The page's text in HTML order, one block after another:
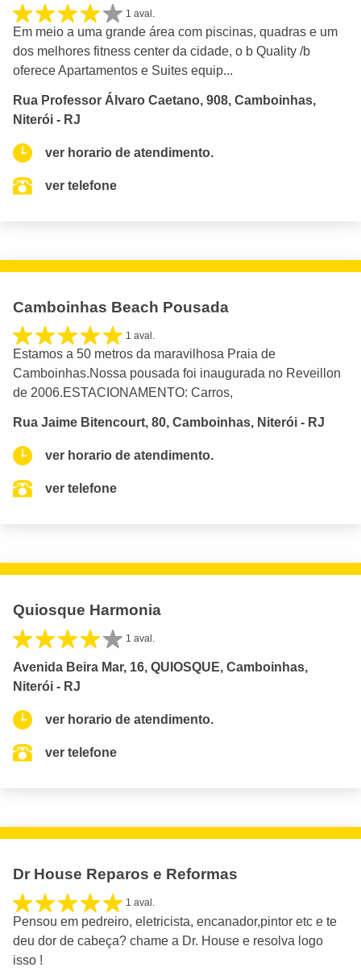
1 aval.
Em meio a uma grande área com piscinas, quadras e um
dos melhores fitness center da cidade, o b Quality /b
oferece Apartamentos e Suites equip...
Rua Professor Álvaro Caetano, 908, Camboinhas,
Niterói - RJ
ver horario de atendimento.
ver telefone
Camboinhas Beach Pousada
1 aval.
Estamos a 50 metros da maravilhosa Praia de
Camboinhas.Nossa pousada foi inaugurada no Reveillon
de 2006.ESTACIONAMENTO: Carros,
Rua Jaime Bitencourt, 80, Camboinhas, Niterói - RJ
ver horario de atendimento.
ver telefone
Quiosque Harmonia
1 aval.
Avenida Beira Mar, 16, QUIOSQUE, Camboinhas,
Niterói - RJ
ver horario de atendimento.
ver telefone
Dr House Reparos e Reformas
1 aval.
Pensou em pedreiro, eletricista, encanador,pintor etc e te
deu dor de cabeça? chame a Dr. House e resolva logo
isso !